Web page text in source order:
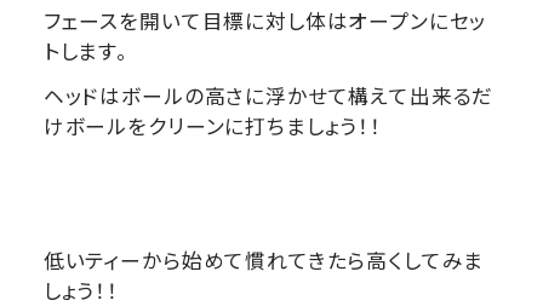
フェースを開いて目標に対し体はオープンにセッ
トします。
ヘッドはボールの高さに浮かせて構えて出来るだ
けボールをクリーンに打ちましょう！！
低いティーから始めて慣れてきたら高くしてみま
しょう！！